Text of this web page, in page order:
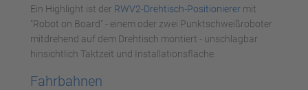
Ein Highlight ist der RWV2-Drehtisch-Positionierer mit
"Robot on Board" - einem oder zwei Punktschweißroboter
mitdrehend auf dem Drehtisch montiert - unschlagbar
hinsichtlich Taktzeit und Installationsfläche.
Fahrbahnen